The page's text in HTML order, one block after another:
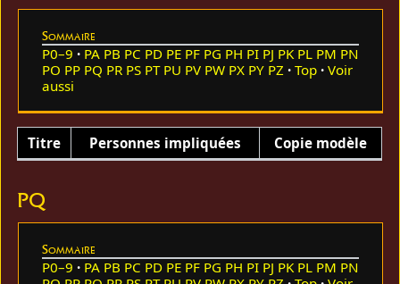
Sommaire
P0–9 PA PB PC PD PE PF PG PH PI PJ PK PL PM PN
PO PP PQ PR PS PT PU PV PW PX PY PZ Top
Voir
aussi
Titre Personnes impliquées Copie modèle
PQ
Sommaire
P0–9 PA PB PC PD PE PF PG PH PI PJ PK PL PM PN